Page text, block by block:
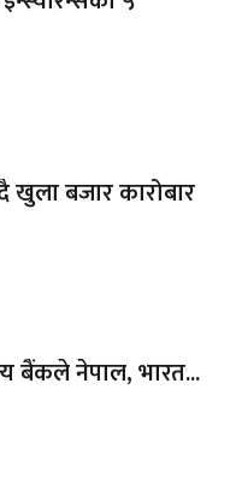
खुला बजार कारोबार
बैंकले नेपाल, भारत...